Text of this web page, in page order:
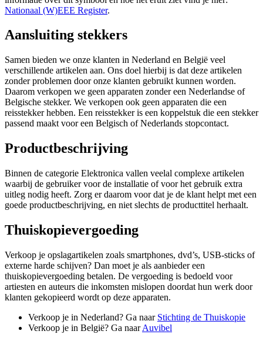
Nationaal (W)EEE Register.
Aansluiting stekkers
Samen bieden we onze klanten in Nederland en België veel
verschillende artikelen aan. Ons doel hierbij is dat deze artikelen
zonder problemen door onze klanten gebruikt kunnen worden.
Daarom verkopen we geen apparaten zonder een Nederlandse of
Belgische stekker. We verkopen ook geen apparaten die een
reisstekker hebben. Een reisstekker is een koppelstuk die een stekker
passend maakt voor een Belgisch of Nederlands stopcontact.
Productbeschrijving
Binnen de categorie Elektronica vallen veelal complexe artikelen
waarbij de gebruiker voor de installatie of voor het gebruik extra
uitleg nodig heeft. Zorg er daarom voor dat je de klant helpt met een
goede productbeschrijving, en niet slechts de producttitel herhaalt.
Thuiskopievergoeding
Verkoop je opslagartikelen zoals smartphones, dvd’s, USB-sticks of
externe harde schijven? Dan moet je als aanbieder een
thuiskopievergoeding betalen. De vergoeding is bedoeld voor
artiesten en auteurs die inkomsten mislopen doordat hun werk door
klanten gekopieerd wordt op deze apparaten.
Verkoop je in Nederland? Ga naar Stichting de Thuiskopie
Verkoop je in België? Ga naarAuvibel